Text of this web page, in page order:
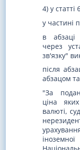
4) у статті
у частині
в
через
зв'язку"
після
абзацом
"За
ціна
валюті,